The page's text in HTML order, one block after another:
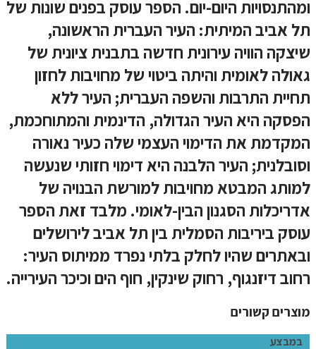
ומהתנסויות היום-יום. הספר עוסק בפנים שונות של
תל אביב המיתית: העיר העברית הראשונה,
שיצקה הוויה עירונית חדשה בתבנית ציונית של
גאולה לאומית והיתה ביטוי של מחויבות לחזון
תחיית התרבות והשפה העברית; העיר ללא
הפסקה היא העיר הגדולה, הדינמית והמתוחכמת,
המקדמת את הדימוי העצמי שלה כעיר נאורה
וסובלנית; העיר הלבנה היא דימוי חזותי שנעשה
למותג המבטא מחויבות למורשת הבנויה של
אדריכלות הסגנון הבין-לאומי. מלבד זאת הספר
עוסק ביריבות הסמלית בין תל אביב לירושלים
ובאתרים שהיו לחלק בלתי נפרד ממיתוס העיר:
רחוב דיזנגוף, רחוק שינקין, חוף הים וכיכר העירייה.
מוצרים קשורים
במבצע